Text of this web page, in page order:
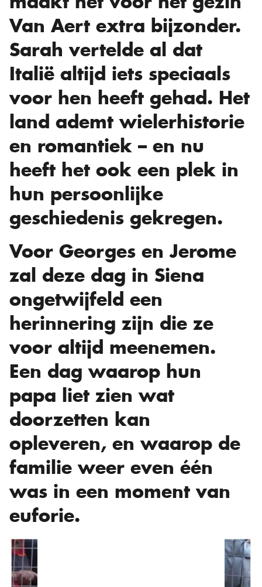
Van Aert extra bijzonder.
Sarah vertelde al dat
Italië altijd iets speciaals
voor hen heeft gehad. Het
land ademt wielerhistorie
en romantiek – en nu
heeft het ook een plek in
hun persoonlijke
geschiedenis gekregen.
Voor Georges en Jerome
zal deze dag in Siena
ongetwijfeld een
herinnering zijn die ze
voor altijd meenemen.
Een dag waarop hun
papa liet zien wat
doorzetten kan
opleveren, en waarop de
familie weer even één
was in een moment van
euforie.